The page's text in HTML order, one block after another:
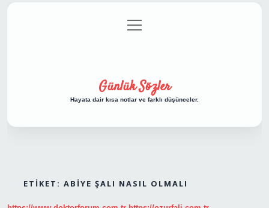
Gizlilik Politikası
menüyü
aç
Günlük Sözler
Hayata dair kısa notlar ve farklı düşünceler.
ETIKET: ABIYE ŞALI NASIL OLMALI